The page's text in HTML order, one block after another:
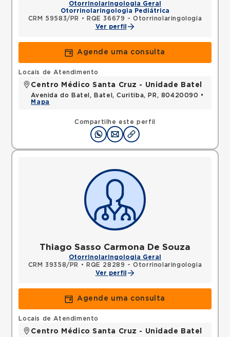
Otorrinolaringologia Geral
Otorrinolaringologia Pediátrica
CRM 59583/PR
•
RQE 36679 - Otorrinolaringologia
Ver perfil
Agende uma consulta
Compartilhe este perfil
Locais de Atendimento
Centro Médico Santa Cruz - Unidade Batel
Avenida do Batel, Batel, Curitiba, PR, 80420090 •
Mapa
Thiago Sasso Carmona De Souza
Otorrinolaringologia Geral
CRM 39358/PR
•
RQE 28289 - Otorrinolaringologia
Ver perfil
Agende uma consulta
Locais de Atendimento
Centro Médico Santa Cruz - Unidade Batel